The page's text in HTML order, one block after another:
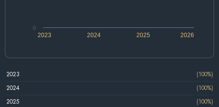
2024 2026
2023 2025
0
2023
(100%)
2024
(100%)
2025
(100%)